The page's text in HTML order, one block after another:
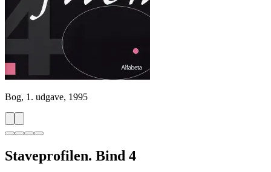
Bog, 1. udgave, 1995
Staveprofilen. Bind 4